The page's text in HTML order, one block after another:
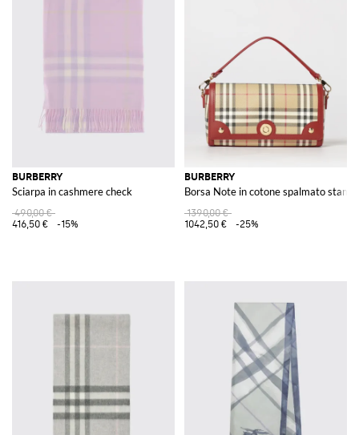
BURBERRY
Sciarpa in cashmere check
490,00 €
416,50 €
-15%
BURBERRY
Borsa Note in cotone spalmato
1390,00 €
1042,50 €
-25%